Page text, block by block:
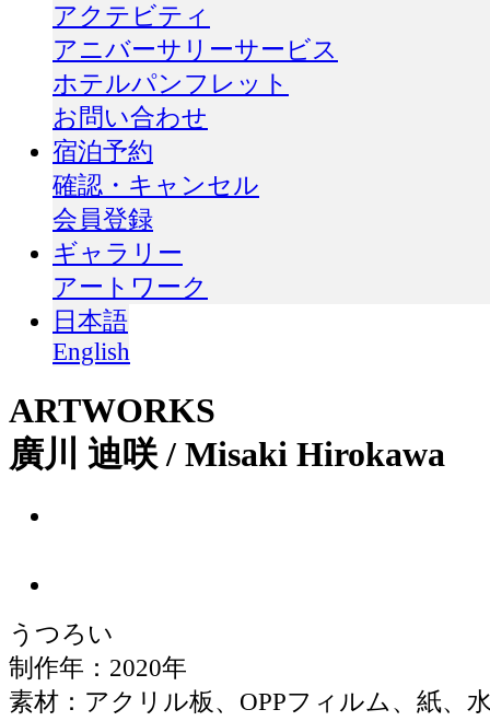
アクテビティ
アニバーサリーサービス
ホテルパンフレット
お問い合わせ
宿泊予約
確認・キャンセル
会員登録
ギャラリー
アートワーク
日本語
English
ARTWORKS
廣川 迪咲 / Misaki Hirokawa
うつろい
制作年：2020年
素材：アクリル板、OPPフィルム、紙、